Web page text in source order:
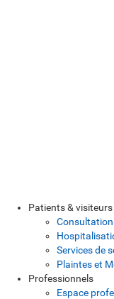
Patients & visiteurs
Services de
Plaintes et
Professionnels
Espace